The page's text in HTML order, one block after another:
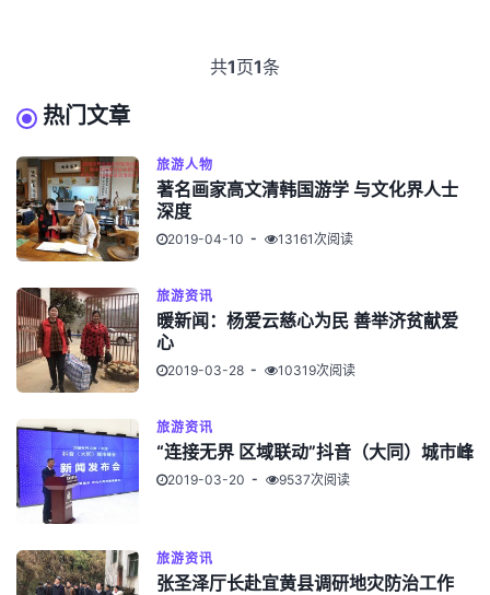
共1页1条
热门文章
旅游人物
著名画家高文清韩国游学 与文化界人士
深度
2019-04-10 13161次阅读
旅游资讯
暖新闻：杨爱云慈心为民 善举济贫献爱
心
2019-03-28 10319次阅读
旅游资讯
“连接无界 区域联动”抖音（大同）城市峰
2019-03-20 9537次阅读
旅游资讯
张圣泽厅长赴宜黄县调研地灾防治工作